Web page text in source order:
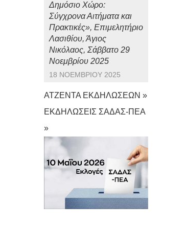
Δημόσιο Χώρο:
Σύγχρονα Αιτήματα και
Πρακτικές», Επιμελητήριο
Λασιθίου, Άγιος
Νικόλαος, Σάββατο 29
Νοεμβρίου 2025
18 ΝΟΕΜΒΡΊΟΥ 2025
ΑΤΖΕΝΤΑ ΕΚΔΗΛΩΣΕΩΝ »
ΕΚΔΗΛΩΣΕΙΣ ΣΑΔΑΣ-ΠΕΑ
»